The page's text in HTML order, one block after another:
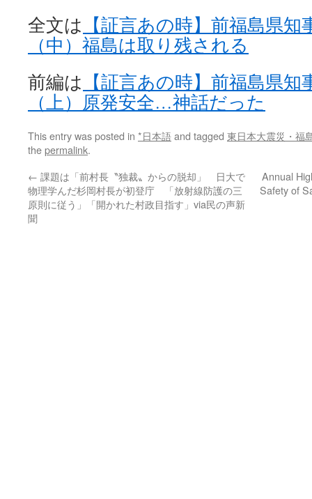
全文は 【証言あの時】前福島県
（中）福島は取り残される
前編は 【証言あの時】前福島県
（上）原発安全…神話だった
This entry was posted in *日本語and tagged 東日本大震災・福
thepermalink.
← 課題は「前村長〝独裁〟からの脱却」 日大で
物理学んだ杉岡村長が初登庁 「放射線防護の三
原則に従う」「開かれた村政目指す」via民の声新
聞
Annual
Safety of